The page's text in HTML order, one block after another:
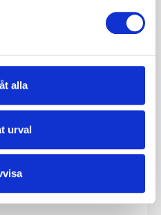
alla
urval